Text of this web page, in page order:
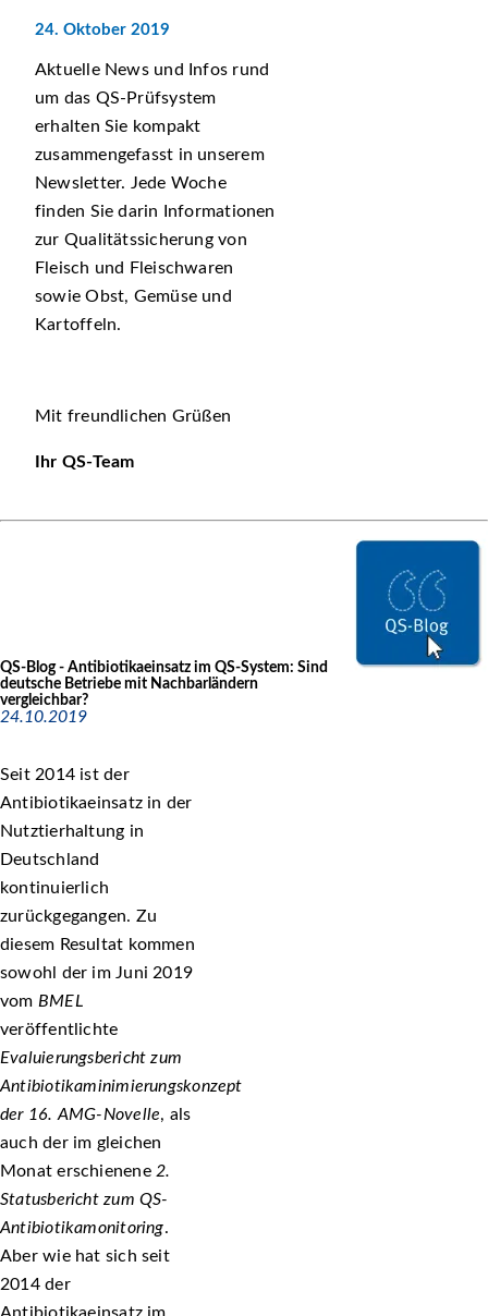
24. Oktober 2019
Aktuelle News und Infos rund
um das QS-Prüfsystem
erhalten Sie kompakt
zusammengefasst in unserem
Newsletter. Jede Woche
finden Sie darin Informationen
zur Qualitätssicherung von
Fleisch und Fleischwaren
sowie Obst, Gemüse und
Kartoffeln.
Mit freundlichen Grüßen
Ihr QS-Team
QS-Blog - Antibiotikaeinsatz im QS-System: Sind
deutsche Betriebe mit Nachbarländern
vergleichbar?
24.10.2019
Seit 2014 ist der
Antibiotikaeinsatz in der
Nutztierhaltung in
Deutschland
kontinuierlich
zurückgegangen. Zu
diesem Resultat kommen
sowohl der im Juni 2019
vom BMEL
veröffentlichte
Evaluierungsbericht zum
Antibiotikaminimierungskonzept
der 16. AMG-Novelle, als
auch der im gleichen
Monat erschienene 2.
Statusbericht zum QS-
Antibiotikamonitoring.
Aber wie hat sich seit
2014 der